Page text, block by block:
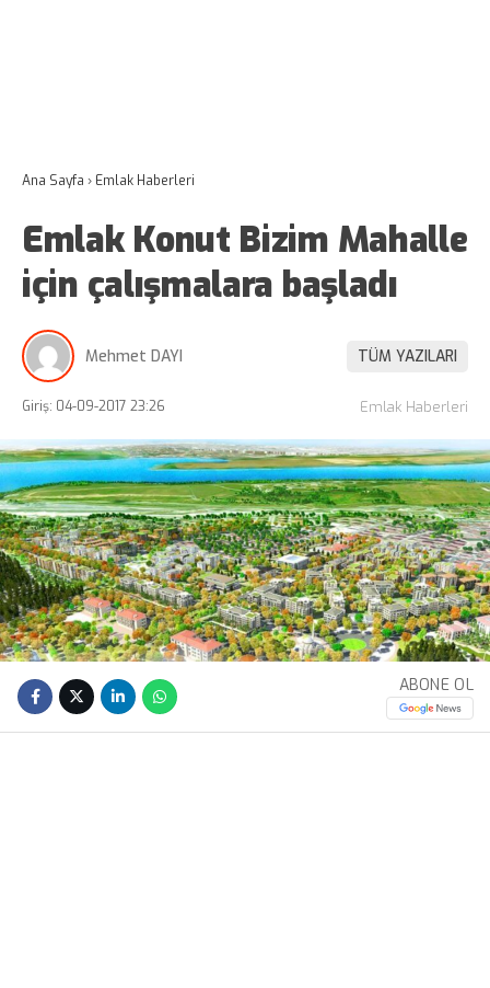
Ana Sayfa › Emlak Haberleri
Emlak Konut Bizim Mahalle
için çalışmalara başladı
Mehmet DAYI TÜM YAZILARI
Giriş: 04-09-2017 23:26 Emlak Haberleri
ABONE OL